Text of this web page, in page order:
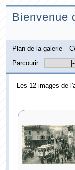
Bienvenue
Plan de la galerie
Parcourir :
Les 12 images de